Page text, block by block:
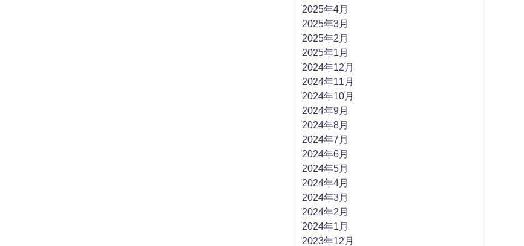
2025年4月
2025年3月
2025年2月
2025年1月
2024年12月
2024年11月
2024年10月
2024年9月
2024年8月
2024年7月
2024年6月
2024年5月
2024年4月
2024年3月
2024年2月
2024年1月
2023年12月